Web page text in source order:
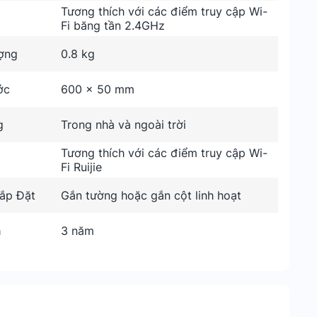
Tương thích với các điểm truy cập Wi-
Fi băng tần 2.4GHz
0.8 kg
600 x 50 mm
Trong nhà và ngoài trời
Tương thích với các điểm truy cập Wi-
Fi Ruijie
Đặt
Gắn tường hoặc gắn cột linh hoạt
3 năm